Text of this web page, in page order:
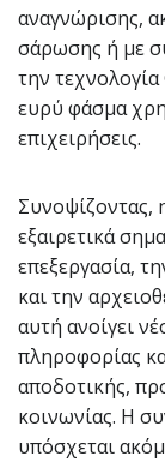
αναγνώρισης,
σάρωσης ή με
την
ευρύ φάσμα
επιχειρήσεις.
Συνοψίζοντας,
εξαιρετικά
επεξεργασία,
και την
αυτή ανοίγει
πληροφορίας
αποδοτικής,
κοινωνίας. Η
υπόσχεται